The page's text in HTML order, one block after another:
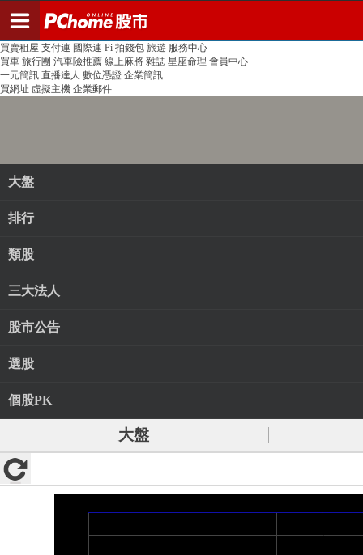
PChome首頁 線上購物 24h購物 書店
買賣租屋 支付連 國際連 Pi 拍錢包 旅遊 服務中心
買車 旅行團 汽車險推薦 線上麻將 雜誌 星座命理 會員中心
一元簡訊 直播達人 數位憑證 企業簡訊
買網址 虛擬主機 企業郵件
大盤
排行
類股
三大法人
股市公告
選股
個股PK
大盤